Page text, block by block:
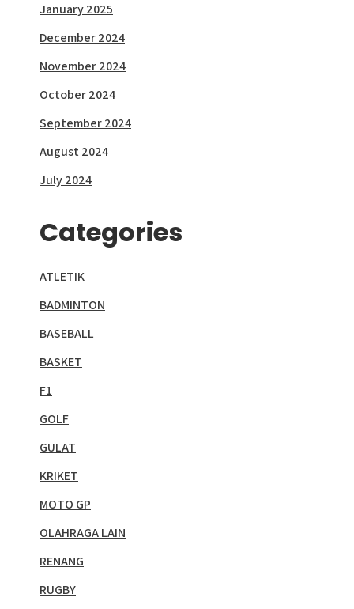
January 2025
December 2024
November 2024
October 2024
September 2024
August 2024
July 2024
Categories
ATLETIK
BADMINTON
BASEBALL
BASKET
F1
GOLF
GULAT
KRIKET
MOTO GP
OLAHRAGA LAIN
RENANG
RUGBY